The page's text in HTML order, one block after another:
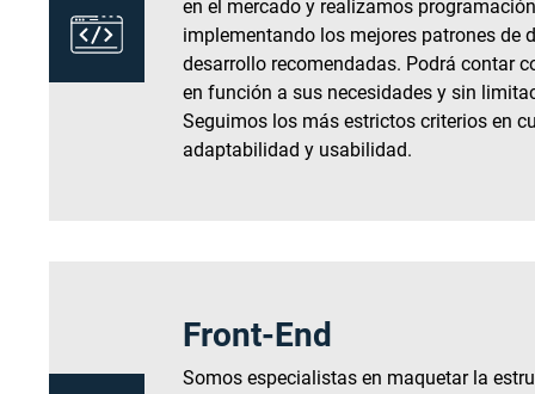
en el mercado y realizamos
implementando los mejores patrones de
desarrollo recomendadas. Podrá contar
en función a sus necesidades y sin
Seguimos los más estrictos criterios en
adaptabilidad y usabilidad.
Front-End
Somos especialistas en maquetar la